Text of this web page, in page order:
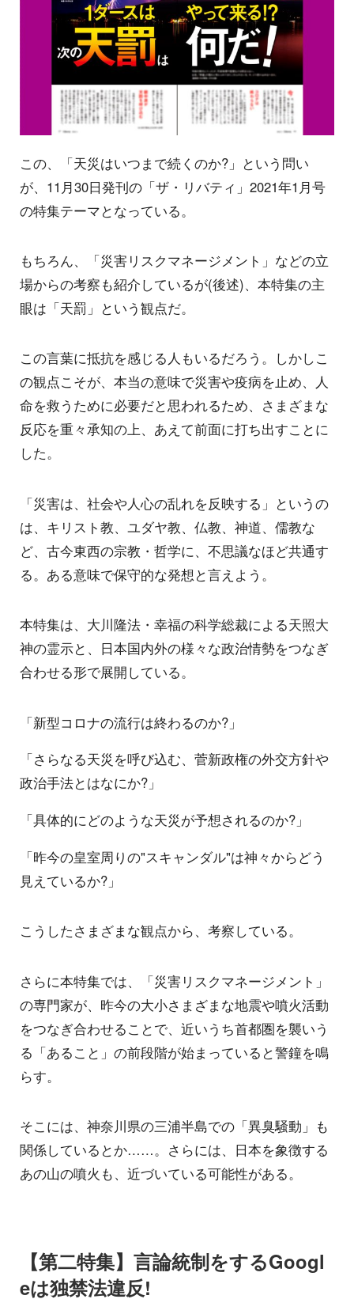
この、「天災はいつまで続くのか?」という問い
が、11月30日発刊の「ザ・リバティ」2021年1月号
の特集テーマとなっている。
もちろん、「災害リスクマネージメント」などの立
場からの考察も紹介しているが(後述)、本特集の主
眼は「天罰」という観点だ。
この言葉に抵抗を感じる人もいるだろう。しかしこ
の観点こそが、本当の意味で災害や疫病を止め、人
命を救うために必要だと思われるため、さまざまな
反応を重々承知の上、あえて前面に打ち出すことに
した。
「災害は、社会や人心の乱れを反映する」というの
は、キリスト教、ユダヤ教、仏教、神道、儒教な
ど、古今東西の宗教・哲学に、不思議なほど共通す
る。ある意味で保守的な発想と言えよう。
本特集は、大川隆法・幸福の科学総裁による天照大
神の霊示と、日本国内外の様々な政治情勢をつなぎ
合わせる形で展開している。
「新型コロナの流行は終わるのか?」
「さらなる天災を呼び込む、菅新政権の外交方針や
政治手法とはなにか?」
「具体的にどのような天災が予想されるのか?」
「昨今の皇室周りの"スキャンダル"は神々からどう
見えているか?」
こうしたさまざまな観点から、考察している。
さらに本特集では、「災害リスクマネージメント」
の専門家が、昨今の大小さまざまな地震や噴火活動
をつなぎ合わせることで、近いうち首都圏を襲いう
る「あること」の前段階が始まっていると警鐘を鳴
らす。
そこには、神奈川県の三浦半島での「異臭騒動」も
関係しているとか……。さらには、日本を象徴する
あの山の噴火も、近づいている可能性がある。
【第二特集】言論統制をするGoogl
eは独禁法違反!